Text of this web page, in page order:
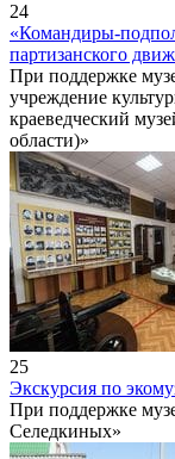
24
«Командиры-
партизанского
При поддержке
учреждение
краеведческий
области)»
25
Экскурсия по
При поддержке
Селедкиных»